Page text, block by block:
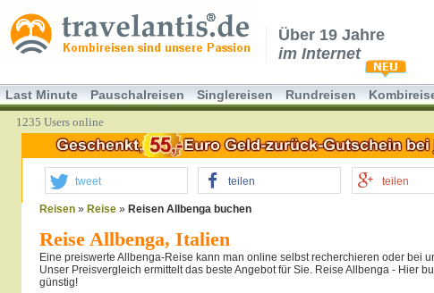
Über 19 Jahre
im Internet
Last Minute Pauschalreisen Singlereisen Rundreisen
1235 Users online
tweet teilen teilen
Reisen » Reise » Reisen Allbenga buchen
Reise Allbenga, Italien
Eine preiswerte Allbenga-Reise kann man online selbst recherchieren oder bei
Unser Preisvergleich ermittelt das beste Angebot für Sie. Reise Allbenga - Hier
günstig!